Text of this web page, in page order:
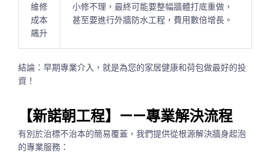
維修
成本
飆升
小修不理，最終可能要整幅牆體打底重做，
甚至要進行外牆防水工程，費用數倍增長。
結論：早期專業介入，就是為您的家居健康和荷包做最好的投
資！
【新諾朝工程】——專業解決流程
有別於治標不治本的簡易覆蓋，我們提供從根源解決牆身起泡
的專業服務：